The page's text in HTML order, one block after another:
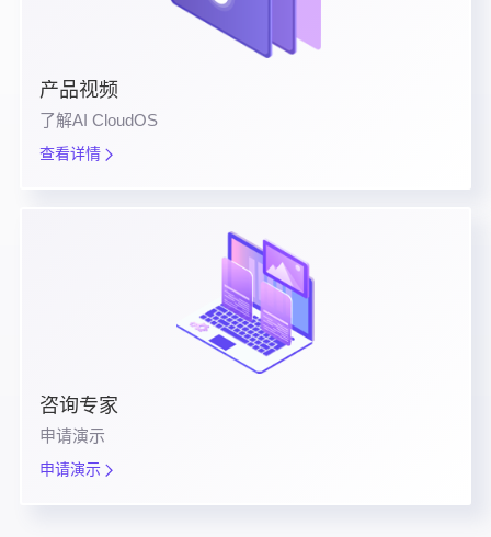
产品视频
了解AI CloudOS
查看详情
咨询专家
申请演示
申请演示